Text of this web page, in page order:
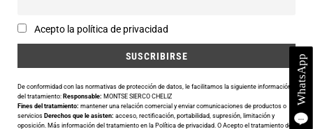
Email
Utilizamos cookies para ofrecerte la mejor experiencia en nuestra
Acepto la política de privacidad
De conformidad con las normativas de protección de datos, le facilitamos la siguiente información
del tratamiento: Responsable: MONTSE SIERCO CHELIZ
Fines del tratamiento: mantener una relación comercial y enviar comunicaciones de productos o
servicios Derechos que le asisten: acceso, rectificación, portabilidad, supresión, limitación y
oposición. Más información del tratamiento en la Política de privacidad. O Acepto el tratamiento de